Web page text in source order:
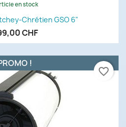
en stock
Chrétien GSO 6"
CHF
!
favorite_border